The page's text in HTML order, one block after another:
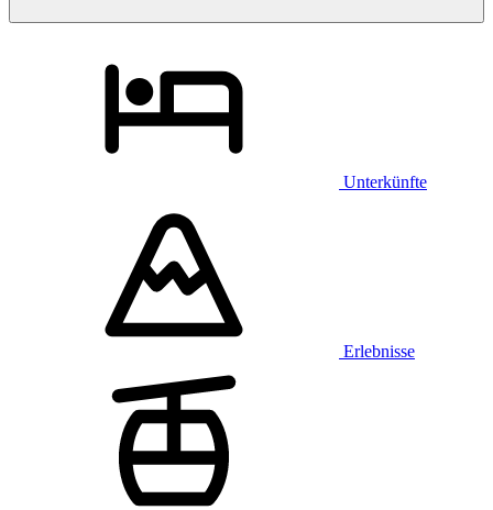
Unterkünfte
Erlebnisse